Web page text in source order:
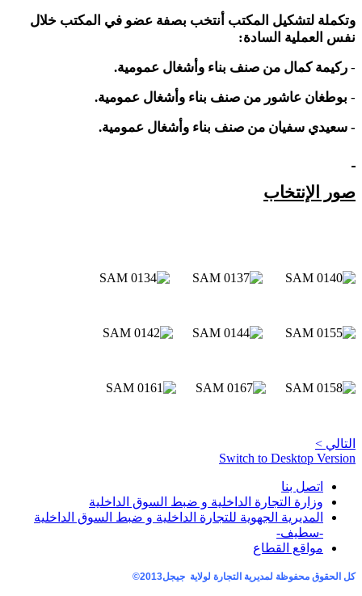
وتكملة لتشكيل المكتب أنتخب بصفة عضو في المكتب خلال
نفس العملية السادة:
- ركيمة كمال من صنف بناء وأشغال عمومية.
- بوطغان عاشور من صنف بناء وأشغال عمومية.
- سعيدي سفيان من صنف بناء وأشغال عمومية.
صور الإنتخاب
التالي >
Switch to Desktop Version
اتصل بنا
وزارة التجارة الداخلية و ضبط السوق الداخلية
المديرية الجهوية للتجارة الداخلية و ضبط السوق الداخلية
-سطيف-
مواقع القطاع
كل الحقوق محفوظة لمديرية التجارة لولاية جيجل2013©